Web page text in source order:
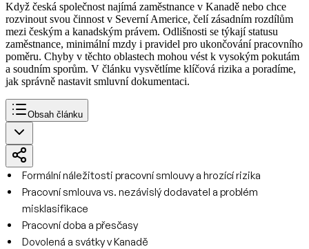
Když česká společnost najímá zaměstnance v Kanadě nebo chce
rozvinout svou činnost v Severní Americe, čelí zásadním rozdílům
mezi českým a kanadským právem. Odlišnosti se týkají statusu
zaměstnance, minimální mzdy i pravidel pro ukončování pracovního
poměru. Chyby v těchto oblastech mohou vést k vysokým pokutám
a soudním sporům. V článku vysvětlíme klíčová rizika a poradíme,
jak správně nastavit smluvní dokumentaci.
Obsah článku
Formální náležitosti pracovní smlouvy a hrozící rizika
Pracovní smlouva vs. nezávislý dodavatel a problém
misklasifikace
Pracovní doba a přesčasy
Dovolená a svátky v Kanadě